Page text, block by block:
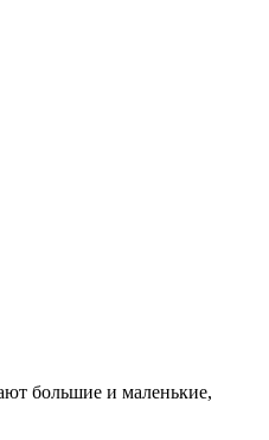
большие и маленькие,